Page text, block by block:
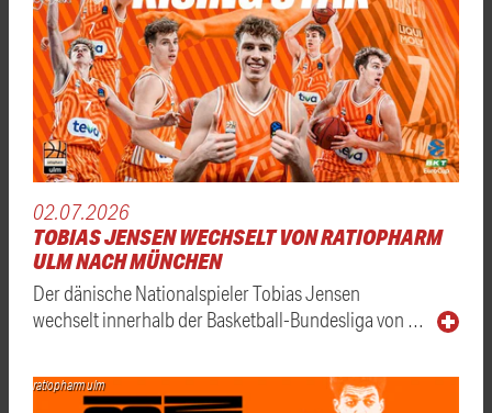
02.07.2026
TOBIAS JENSEN WECHSELT VON RATIOPHARM
ULM NACH MÜNCHEN
Der dänische Nationalspieler Tobias Jensen
wechselt innerhalb der Basketball-Bundesliga von …
ratiopharm ulm